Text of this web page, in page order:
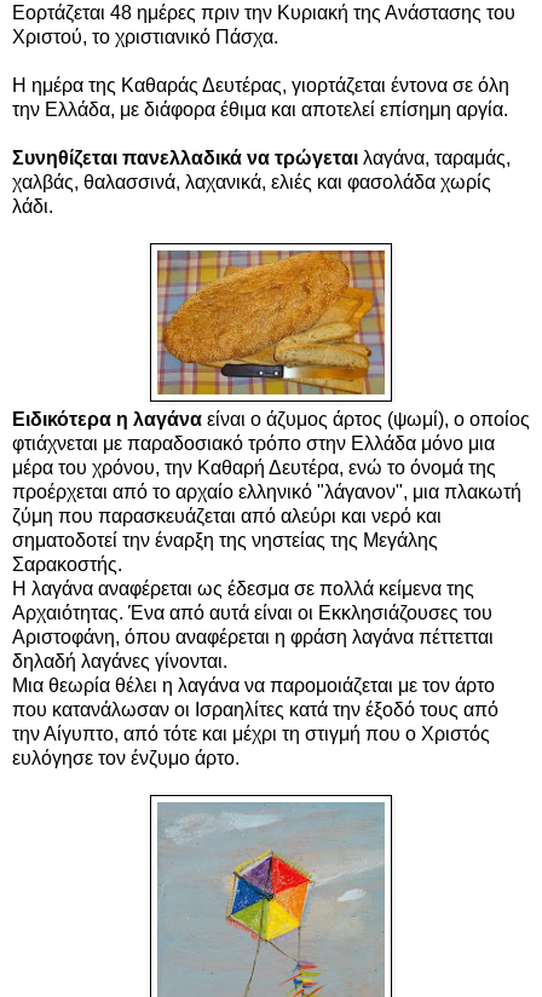
Εορτάζεται 48 ημέρες πριν την Κυριακή της Ανάστασης του
Χριστού, το χριστιανικό Πάσχα.
Η ημέρα της Καθαράς Δευτέρας, γιορτάζεται έντονα σε όλη
την Ελλάδα, με διάφορα έθιμα και αποτελεί επίσημη αργία.
Συνηθίζεται πανελλαδικά να τρώγεται λαγάνα, ταραμάς,
χαλβάς, θαλασσινά, λαχανικά, ελιές και φασολάδα χωρίς
λάδι.
Ειδικότερα η λαγάνα είναι ο άζυμος άρτος (ψωμί), ο οποίος
φτιάχνεται με παραδοσιακό τρόπο στην Ελλάδα μόνο μια
μέρα του χρόνου, την Καθαρή Δευτέρα, ενώ το όνομά της
προέρχεται από το αρχαίο ελληνικό "λάγανον", μια πλακωτή
ζύμη που παρασκευάζεται από αλεύρι και νερό και
σηματοδοτεί την έναρξη της νηστείας της Μεγάλης
Σαρακοστής.
Η λαγάνα αναφέρεται ως έδεσμα σε πολλά κείμενα της
Αρχαιότητας. Ένα από αυτά είναι οι Εκκλησιάζουσες του
Αριστοφάνη, όπου αναφέρεται η φράση λαγάνα πέττετται
δηλαδή λαγάνες γίνονται.
Μια θεωρία θέλει η λαγάνα να παρομοιάζεται με τον άρτο
που κατανάλωσαν οι Ισραηλίτες κατά την έξοδό τους από
την Αίγυπτο, από τότε και μέχρι τη στιγμή που ο Χριστός
ευλόγησε τον ένζυμο άρτο.